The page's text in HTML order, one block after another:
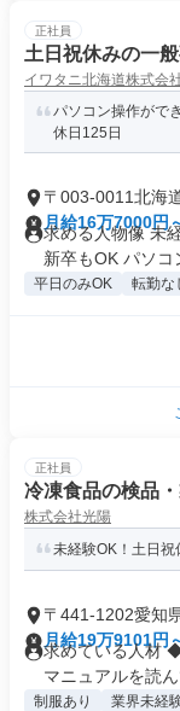
正社員
土日祝休みの一
イワタニ北海道株式会
パソコン操作がで
休日125日
〒003-0011北海
月給16万7000円
求める人物像 未
新卒もOK パソコ
平日のみOK 転勤な
正社員
冷凍食品の検品
株式会社光陽
未経験OK！土日
〒441-1202愛知
月給19万9101円
求めている人材
マニュアルを読ん
制服あり 業界未経